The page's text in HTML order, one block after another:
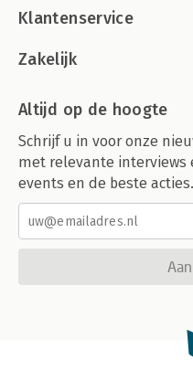
Klantenservice
Zakelijk
Altijd op de hoogte
Schrijf u in voor onze
met relevante interviews
events en de beste acties.